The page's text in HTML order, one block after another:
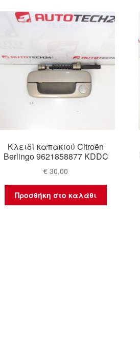
Κλειδί καπακιού Citroën
Berlingo 9621858877 KDDC
€ 30,00
Προσθήκη στο καλάθι